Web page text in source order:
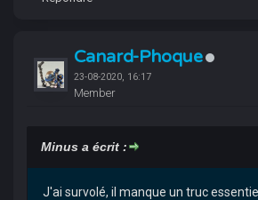
Canard-Phoque
23-08-2020, 16:17
Member
Minus a écrit :
J'ai survolé, il manque un truc